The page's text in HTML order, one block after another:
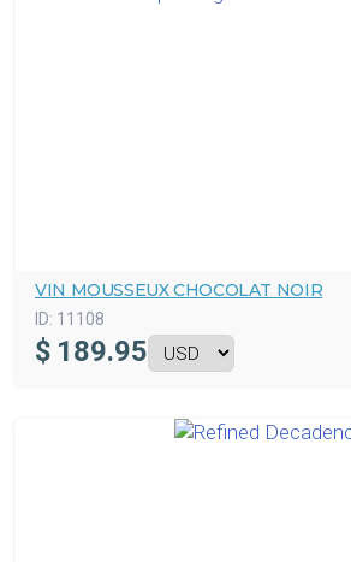
VIN MOUSSEUX CHOCOLAT NOIR
ID: 11108
$ 189.95